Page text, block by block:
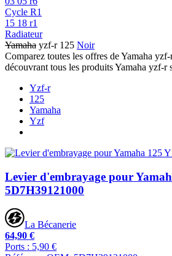
Cycle R1
15 18 r1
Radiateur
Yamaha yzf-r 125 Noir
Comparez toutes les offres de Yamaha
découvrant tous les produits Yamaha yzf-r
Yzf-r
125
Yamaha
Yzf
Levier d'embrayage pour
5D7H39121000
La Bécanerie
64,90 €
Ports : 5,90 €